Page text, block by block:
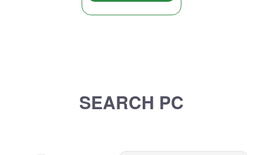
SEARCH PC